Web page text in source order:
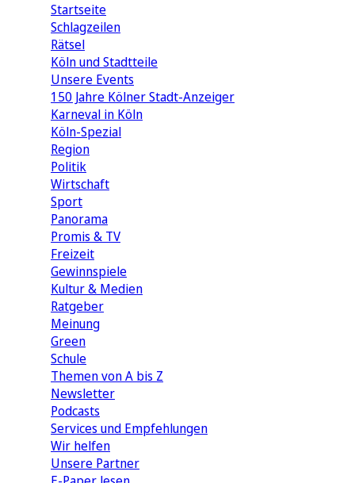
Startseite
Schlagzeilen
Rätsel
Köln und Stadtteile
Unsere Events
150 Jahre Kölner Stadt-Anzeiger
Karneval in Köln
Köln-Spezial
Region
Politik
Wirtschaft
Sport
Panorama
Promis & TV
Freizeit
Gewinnspiele
Kultur & Medien
Ratgeber
Meinung
Green
Schule
Themen von A bis Z
Newsletter
Podcasts
Services und Empfehlungen
Wir helfen
Unsere Partner